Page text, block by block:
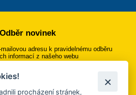
Odběr novinek
adresu k pravidelnému odběru
informací z našeho webu
se k odběru
procházení stránek,